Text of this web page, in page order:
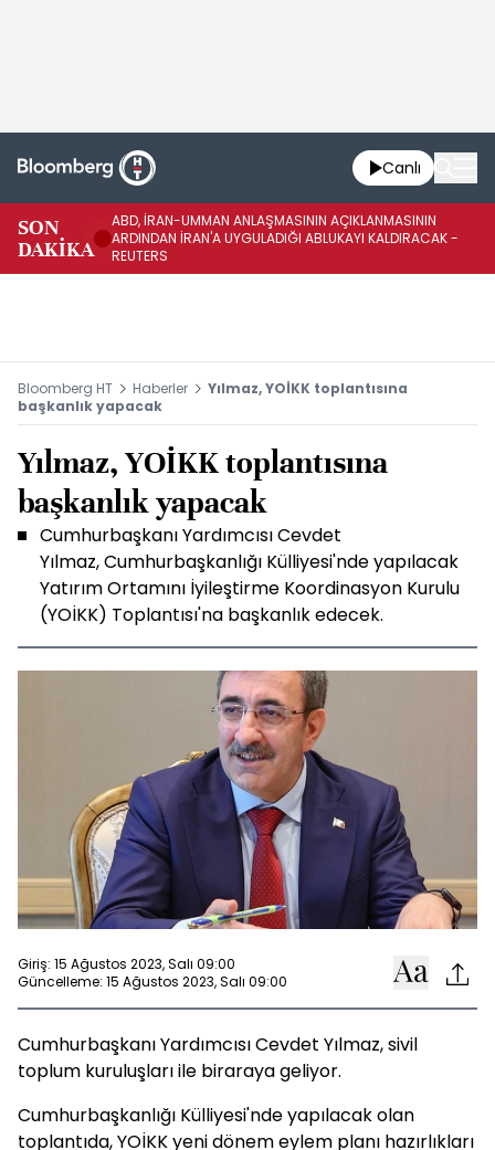
Canlı
SON
DAKİKA
ABD, İRAN-UMMAN ANLAŞMASININ AÇIKLANMASININ
ARDINDAN İRAN'A UYGULADIĞI ABLUKAYI KALDIRACAK -
REUTERS
Bloomberg HT Haberler
Yılmaz, YOİKK toplantısına
başkanlık yapacak
Yılmaz, YOİKK toplantısına
başkanlık yapacak
Cumhurbaşkanı Yardımcısı Cevdet
Yılmaz, Cumhurbaşkanlığı Külliyesi'nde yapılacak
Yatırım Ortamını İyileştirme Koordinasyon Kurulu
(YOİKK) Toplantısı'na başkanlık edecek.
Giriş: 15 Ağustos 2023, Salı 09:00
Güncelleme: 15 Ağustos 2023, Salı 09:00
Cumhurbaşkanı Yardımcısı Cevdet Yılmaz, sivil
toplum kuruluşları ile biraraya geliyor.
Cumhurbaşkanlığı Külliyesi'nde yapılacak olan
toplantıda, YOİKK yeni dönem eylem planı hazırlıkları